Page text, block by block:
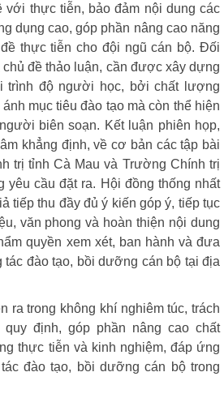
thực tiễn, bảo đảm nội dung các
dụng cao, góp phần nâng cao năng
thực tiễn cho đội ngũ cán bộ. Đối
đề thảo luận, cần được xây dựng
trình độ người học, bởi chất lượng
mục tiêu đào tạo mà còn thể hiện
biên soạn. Kết luận phiên họp,
khẳng định, về cơ bản các tập bài
trị tỉnh Cà Mau và Trường Chính trị
yêu cầu đặt ra. Hội đồng thống nhất
tiếp thu đầy đủ ý kiến góp ý, tiếp tục
văn phong và hoàn thiện nội dung
quyền xem xét, ban hành và đưa
tác đào tạo, bồi dưỡng cán bộ tại địa
ra trong không khí nghiêm túc, trách
quy định, góp phần nâng cao chất
thực tiễn và kinh nghiệm, đáp ứng
đào tạo, bồi dưỡng cán bộ trong